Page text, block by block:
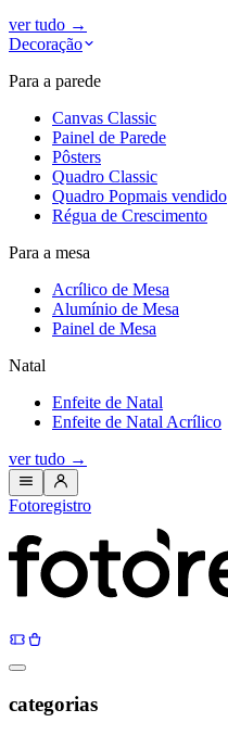
ver tudo →
Decoração
Para a parede
Canvas Classic
Painel de Parede
Pôsters
Quadro Classic
Quadro Popmais vendido
Régua de Crescimento
Para a mesa
Acrílico de Mesa
Alumínio de Mesa
Painel de Mesa
Natal
Enfeite de Natal
Enfeite de Natal Acrílico
ver tudo →
Fotoregistro
categorias